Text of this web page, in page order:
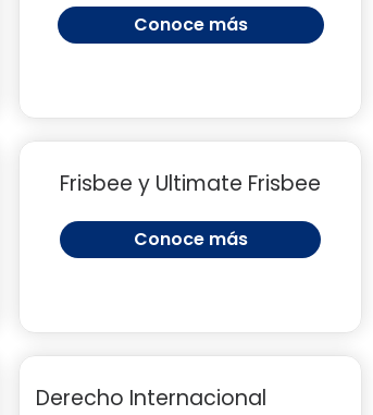
Conoce más
Frisbee y Ultimate Frisbee
Conoce más
Derecho Internacional